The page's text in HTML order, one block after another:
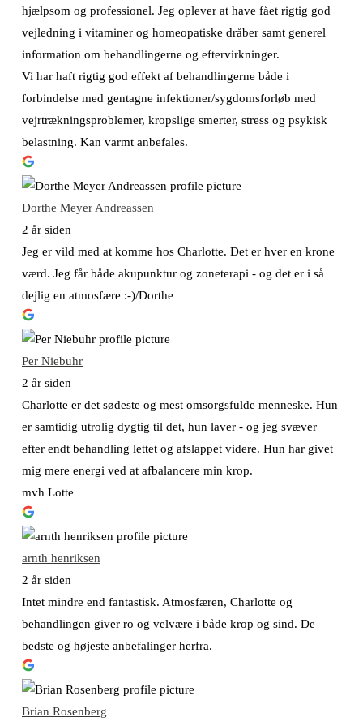
hjælpsom og professionel. Jeg oplever at have fået rigtig god
vejledning i vitaminer og homeopatiske dråber samt generel
information om behandlingerne og eftervirkninger.
Vi har haft rigtig god effekt af behandlingerne både i
forbindelse med gentagne infektioner/sygdomsforløb med
vejrtrækningsproblemer, kropslige smerter, stress og psykisk
belastning. Kan varmt anbefales.
Dorthe Meyer Andreassen
2 år siden
Jeg er vild med at komme hos Charlotte. Det er hver en krone
værd. Jeg får både akupunktur og zoneterapi - og det er i så
dejlig en atmosfære :-)/Dorthe
Per Niebuhr
2 år siden
Charlotte er det sødeste og mest omsorgsfulde menneske. Hun
er samtidig utrolig dygtig til det, hun laver - og jeg svæver
efter endt behandling lettet og afslappet videre. Hun har givet
mig mere energi ved at afbalancere min krop.
mvh Lotte
arnth henriksen
2 år siden
Intet mindre end fantastisk. Atmosfæren, Charlotte og
behandlingen giver ro og velvære i både krop og sind. De
bedste og højeste anbefalinger herfra.
Brian Rosenberg